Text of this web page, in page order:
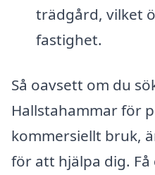
trädgård, vilket
fastighet.
Så oavsett om du
Hallstahammar för
kommersiellt bruk,
för att hjälpa dig.